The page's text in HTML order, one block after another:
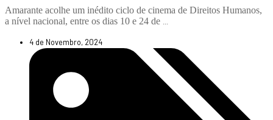
Amarante acolhe um inédito ciclo de cinema de Direitos Humanos,
a nível nacional, entre os dias 10 e 24 de
4 de Novembro, 2024